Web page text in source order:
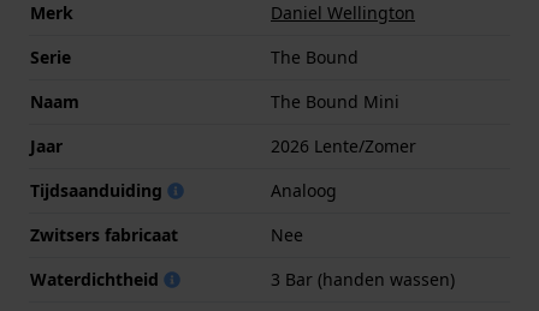
Merk
Daniel Wellington
Serie
The Bound
Naam
The Bound Mini
Jaar
2026 Lente/Zomer
Tijdsaanduiding
Analoog
Zwitsers fabricaat
Nee
Waterdichtheid
3 Bar (handen wassen)